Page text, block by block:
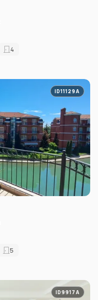
4
ID11129A
5
ID9917A